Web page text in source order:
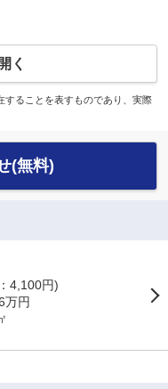
く
ることを表すものであり、実際
(無料)
4,100円)
万円